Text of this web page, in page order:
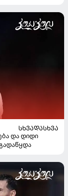
ᲡᲮᲕᲐᲓᲐᲡᲮᲕᲐ
და დიდი